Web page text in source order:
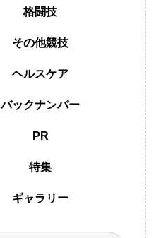
格闘技
その他競技
ヘルスケア
バックナンバー
PR
特集
ギャラリー